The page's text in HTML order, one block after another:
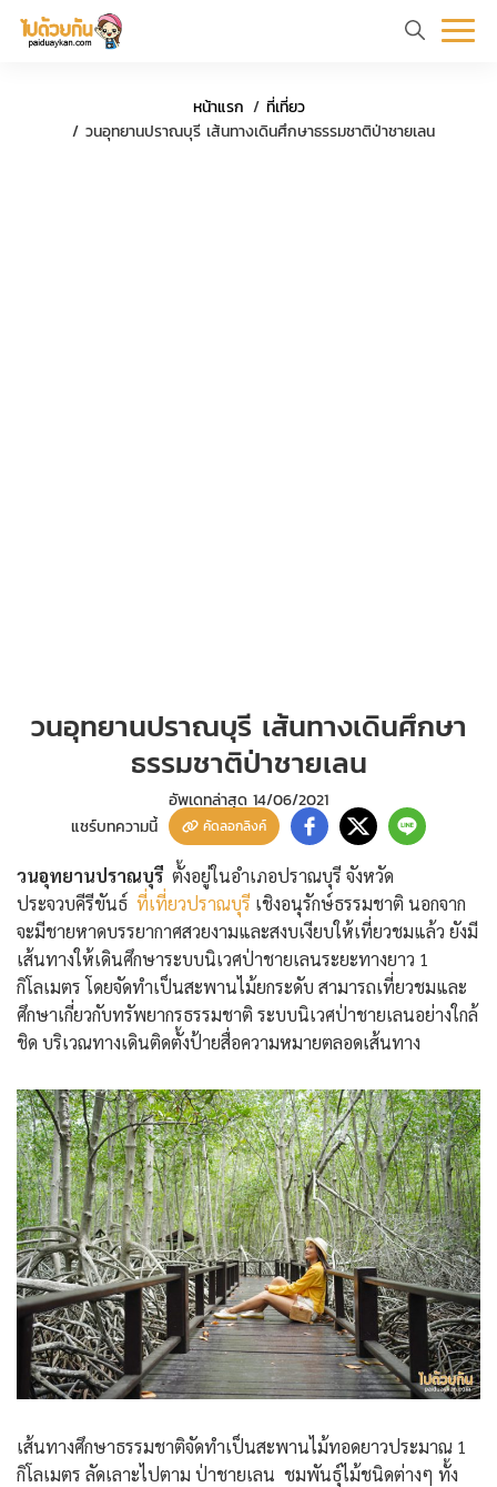
แรกท่อง เที่ยว
หน้าแรก
ที่เที่ยว
วนอุทยานปราณบุรี เส้นทางเดินศึกษาธรรมชาติป่าชายเลน
วนอุทยานปราณบุรี เส้นทางเดินศึกษา
ธรรมชาติป่าชายเลน
อัพเดทล่าสุด 14/06/2021
แชร์บทความนี้
คัดลอกลิงค์
วนอุทยานปราณบุรี ตั้งอยู่ในอำเภอปราณบุรี จังหวัด
ประจวบคีรีขันธ์ ที่เที่ยวปราณบุรี เชิงอนุรักษ์ธรรมชาติ นอกจาก
จะมีชายหาดบรรยากาศสวยงามและสงบเงียบให้เที่ยวชมแล้ว ยังมี
เส้นทางให้เดินศึกษาระบบนิเวศป่าชายเลนระยะทางยาว 1
กิโลเมตร โดยจัดทำเป็นสะพานไม้ยกระดับ สามารถเที่ยวชมและ
ศึกษาเกี่ยวกับทรัพยากรธรรมชาติ ระบบนิเวศป่าชายเลนอย่างใกล้
ชิด บริเวณทางเดินติดตั้งป้ายสื่อความหมายตลอดเส้นทาง
เส้นทางศึกษาธรรมชาติจัดทำเป็นสะพานไม้ทอดยาวประมาณ 1
กิโลเมตร ลัดเลาะไปตาม ป่าชายเลน ชมพันธุ์ไม้ชนิดต่างๆ ทั้ง